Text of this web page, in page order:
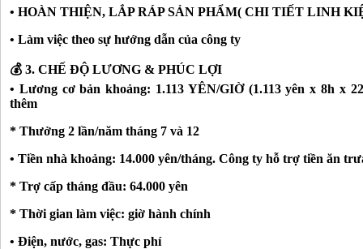
• HOÀN THIỆN, LẮP RÁP SẢN PHẨM( CHI TIẾT LINH
• Làm việc theo sự hướng dẫn của công ty
💰 3. CHẾ ĐỘ LƯƠNG & PHÚC LỢI
• Lương cơ bản khoảng: 1.113 YÊN/GIỜ (1.113 yên x 8h x
thêm
* Thưởng 2 lần/năm tháng 7 và 12
• Tiền nhà khoảng: 14.000 yên/tháng. Công ty hỗ trợ tiền ăn
* Trợ cấp tháng đầu: 64.000 yên
* Thời gian làm việc: giờ hành chính
• Điện, nước, gas: Thực phí